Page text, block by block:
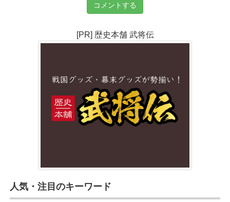
コメントする
[PR] 歴史本舗 武将伝
人気・注目のキーワード